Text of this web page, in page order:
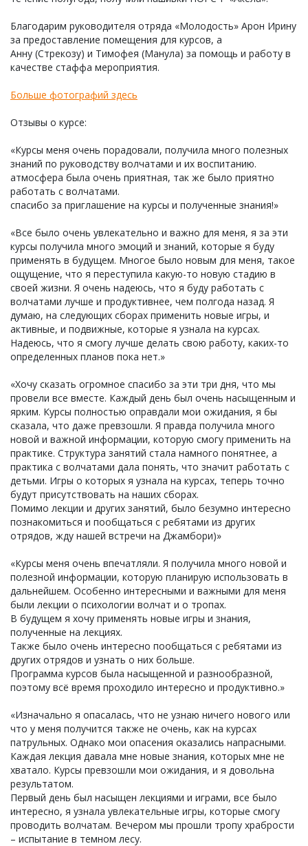
Благодарим руководителя отряда «Молодость» Арон Ирину
за предоставление помещения для курсов, а
Анну (Стрекозу) и Тимофея (Манула) за помощь и работу в
качестве стаффа мероприятия.
Больше фотографий здесь
Отзывы о курсе:
«Курсы меня очень порадовали, получила много полезных
знаний по руководству волчатами и их воспитанию.
атмосфера была очень приятная, так же было приятно
работать с волчатами.
спасибо за приглашение на курсы и полученные знания!»
«Все было очень увлекательно и важно для меня, я за эти
курсы получила много эмоций и знаний, которые я буду
применять в будущем. Многое было новым для меня, такое
ощущение, что я переступила какую-то новую стадию в
своей жизни. Я очень надеюсь, что я буду работать с
волчатами лучше и продуктивнее, чем полгода назад. Я
думаю, на следующих сборах применить новые игры, и
активные, и подвижные, которые я узнала на курсах.
Надеюсь, что я смогу лучше делать свою работу, каких-то
определенных планов пока нет.»
«Хочу сказать огромное спасибо за эти три дня, что мы
провели все вместе. Каждый день был очень насыщенным и
ярким. Курсы полностью оправдали мои ожидания, я бы
сказала, что даже превзошли. Я правда получила много
новой и важной информации, которую смогу применить на
практике. Структура занятий стала намного понятнее, а
практика с волчатами дала понять, что значит работать с
детьми. Игры о которых я узнала на курсах, теперь точно
будут присутствовать на наших сборах.
Помимо лекции и других занятий, было безумно интересно
познакомиться и пообщаться с ребятами из других
отрядов, жду нашей встречи на Джамбори)»
«Курсы меня очень впечатляли. Я получила много новой и
полезной информации, которую планирую использовать в
дальнейшем. Особенно интересными и важными для меня
были лекции о психологии волчат и о тропах.
В будущем я хочу применять новые игры и знания,
полученные на лекциях.
Также было очень интересно пообщаться с ребятами из
других отрядов и узнать о них больше.
Программа курсов была насыщенной и разнообразной,
поэтому всё время проходило интересно и продуктивно.»
«Изначально я опасалась, что не узнаю ничего нового или
что у меня получится также не очень, как на курсах
патрульных. Однако мои опасения оказались напрасными.
Каждая лекция давала мне новые знания, которых мне не
хватало. Курсы превзошли мои ожидания, и я довольна
результатом.
Первый день был насыщен лекциями и играми, все было
интересно, я узнала увлекательные игры, которые смогу
проводить волчатам. Вечером мы прошли тропу храбрости
– испытание в темном лесу.